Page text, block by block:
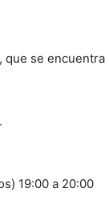
que se encuentra
19:00 a 20:00